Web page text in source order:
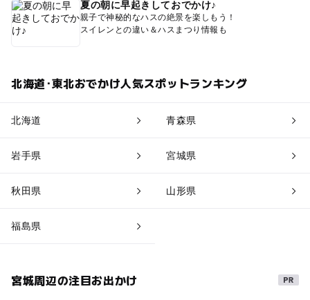
夏の朝に早起きしておでかけ♪
親子で神秘的なハスの絶景を楽しもう！
スイレンとの違い＆ハスまつり情報も
北海道･東北おでかけ人気スポットランキング
北海道 青森県
岩手県 宮城県
秋田県 山形県
福島県
宮城周辺の注目お出かけ